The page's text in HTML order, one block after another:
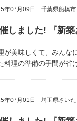
年07月09日 千葉県船橋
が美味しくて、みんな
料理の準備の手間が省
年07月01日 埼玉県さい